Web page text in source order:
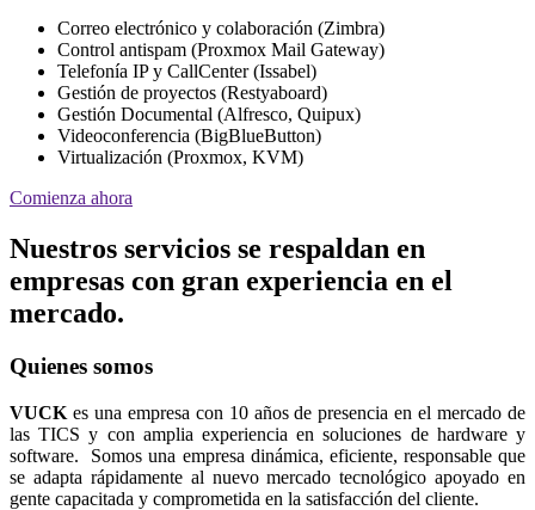
Correo electrónico y colaboración (Zimbra)
Control antispam (Proxmox Mail Gateway)
Telefonía IP y CallCenter (Issabel)
Gestión de proyectos (Restyaboard)
Gestión Documental (Alfresco, Quipux)
Videoconferencia (BigBlueButton)
Virtualización (Proxmox, KVM)
Comienza ahora
Nuestros servicios se respaldan en
empresas con gran experiencia en el
mercado.
Quienes somos
VUCK es una empresa con 10 años de presencia en el mercado de
las TICS y con amplia experiencia en soluciones de hardware y
software. Somos una empresa dinámica, eficiente, responsable que
se adapta rápidamente al nuevo mercado tecnológico apoyado en
gente capacitada y comprometida en la satisfacción del cliente.